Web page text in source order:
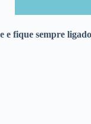
e fique sempre